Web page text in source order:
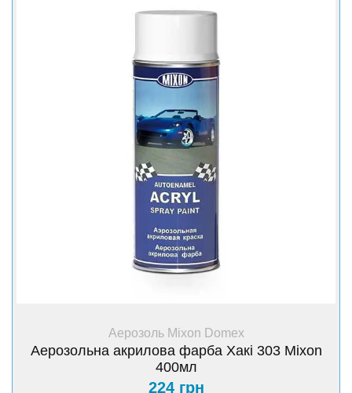
Розпилювання проводиться з відстані 20-30 см рівними
плавними рухами. Фарбу наносити в 2-3 шари з
інтервалом 5-10 хвилин при температурі
навколишнього середовища 15-300С.
Умови та термін зберігання:
Зберігати в сухому прохолодному місці. Уникати
потрапляння прямих сонячних променів. Не допускати
зберігання при температурі нижче 5 градусів. Термін
зберігання 24 місяці при температурі 20 градусах.
+ Купити
Аерозоль Mixon Domex
Аерозольна акрилова фарба Хакі 303 Mixon
400мл
224 грн